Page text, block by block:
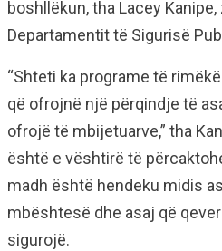
boshllëkun, tha Lacey
Departamentit të Sigurisë
“Shteti ka programe të
që ofrojnë një përqindje të
ofrojë të mbijetuarve,” tha
është e vështirë të
madh është hendeku midis
mbështesë dhe asaj që
sigurojë.